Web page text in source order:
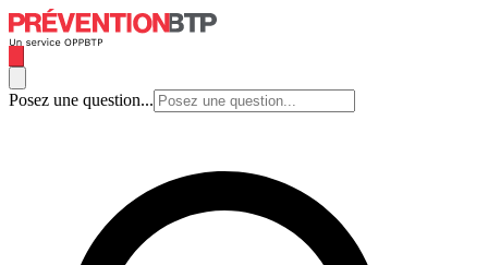
Posez une question...